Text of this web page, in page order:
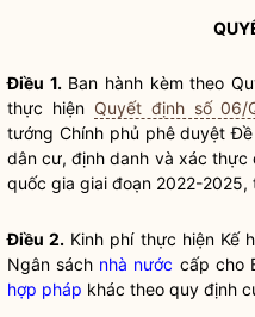
Điều 1. Ban hành kèm theo
thực hiện Quyết định số 06/
tướng Chính phủ phê duyệt
dân cư, định danh và xác
quốc gia giai đoạn 2022-2025,
Điều 2. Kinh phí thực hiện Kế
Ngân sách nhà nước cấp cho
hợp pháp khác theo quy định